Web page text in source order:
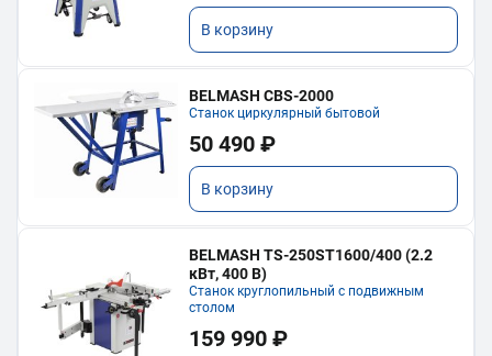
В корзину
BELMASH CBS-2000
Станок циркулярный бытовой
50 490 ₽
В корзину
BELMASH TS-250ST1600/400 (2.2
кВт, 400 В)
Станок круглопильный с подвижным
столом
159 990 ₽